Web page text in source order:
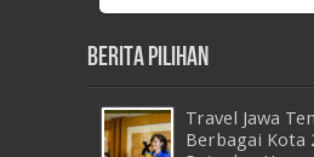
Berita Pilihan
Travel Jawa
Berbagai Kota